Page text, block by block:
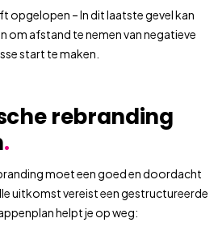
opgelopen – In dit laatste gevel kan
om afstand te nemen van negatieve
start te maken.
rebranding
.
moet een goed en doordacht
uitkomst vereist een gestructureerde
helpt je op weg: